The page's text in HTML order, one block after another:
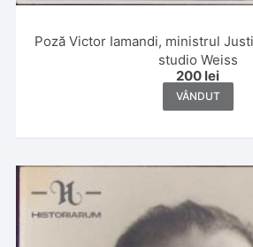
Poză Victor Iamandi, ministrul
studio Weiss
200 lei
VÂNDUT